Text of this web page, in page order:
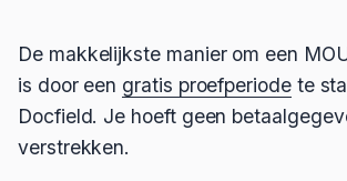
De makkelijkste manier om een
is door een gratis proefperiodete
Docfield. Je hoeft geen
verstrekken.